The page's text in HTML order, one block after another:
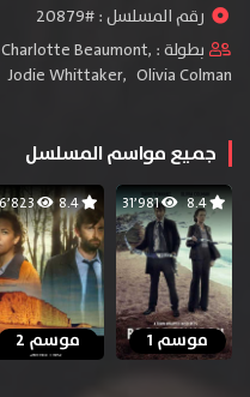
رقم المسلسل : #20879
بطولة : Charlotte Beaumont,
Jodie Whittaker, Olivia Colman
جميع مواسم المسلسل
8.4 31٬981
موسم 1
8.4 16٬823
موسم 2